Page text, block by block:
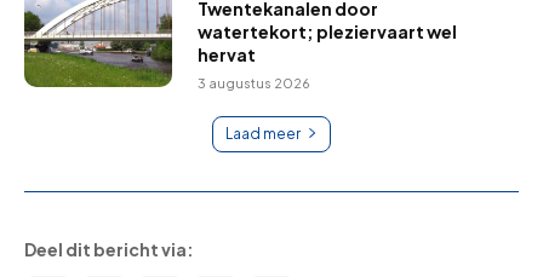
Twentekanalen door
watertekort; pleziervaart wel
hervat
3 augustus 2026
Laad meer
Deel dit bericht via: